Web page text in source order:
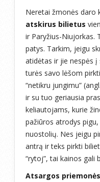
Neretai žmonės daro
atskirus bilietus
ir Paryžius-Niujorkas.
patys. Tarkim, jeigu
atidėtas ir jie nespės
turės savo lėšom
“netikru jungimu”
ir su tuo geriausia
keliautojams, kurie
pažiūros atrodys
nuostolių. Nes jeigu
antrą ir teks pirkti
“rytoj”, tai kainos gali
Atsargos priemonės